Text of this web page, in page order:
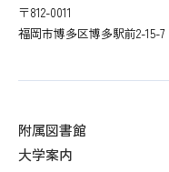
〒812-0011
福岡市博多区博多駅前2-15-7
附属図書館
大学案内